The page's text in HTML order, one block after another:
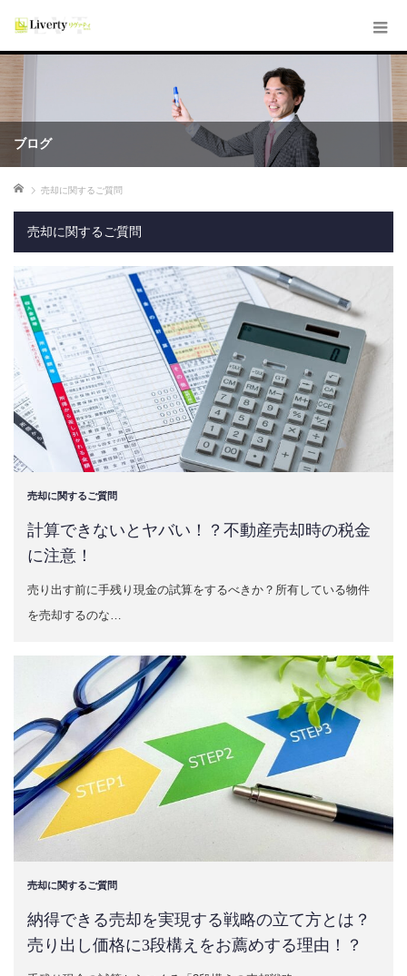
ブログ
ホーム 売却に関するご質問
売却に関するご質問
売却に関するご質問
計算できないとヤバい！？不動産売却時の税金
に注意！
売り出す前に手残り現金の試算をするべきか？所有している物件
を売却するのな…
売却に関するご質問
納得できる売却を実現する戦略の立て方とは？
売り出し価格に3段構えをお薦めする理由！？